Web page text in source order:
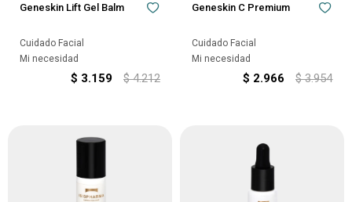
Geneskin Lift Gel Balm
Cuidado Facial
Mi necesidad
$ 3.159 $ 4.212
Geneskin C Premium
Cuidado Facial
Mi necesidad
$ 2.966 $ 3.954